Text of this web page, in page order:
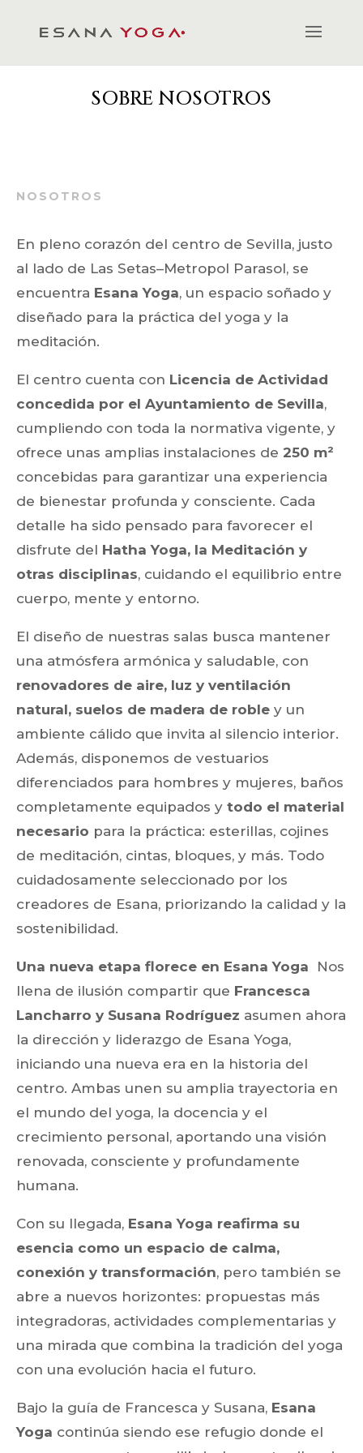
SOBRE NOSOTROS
NOSOTROS
En pleno corazón del centro de Sevilla, justo
al lado de Las Setas–Metropol Parasol, se
encuentra Esana Yoga, un espacio soñado y
diseñado para la práctica del yoga y la
meditación.
El centro cuenta con Licencia de Actividad
concedida por el Ayuntamiento de Sevilla,
cumpliendo con toda la normativa vigente, y
ofrece unas amplias instalaciones de 250 m²
concebidas para garantizar una experiencia
de bienestar profunda y consciente. Cada
detalle ha sido pensado para favorecer el
disfrute del Hatha Yoga, la Meditación y
otras disciplinas, cuidando el equilibrio entre
cuerpo, mente y entorno.
El diseño de nuestras salas busca mantener
una atmósfera armónica y saludable, con
renovadores de aire, luz y ventilación
natural, suelos de madera de roble y un
ambiente cálido que invita al silencio interior.
Además, disponemos de vestuarios
diferenciados para hombres y mujeres, baños
completamente equipados ytodo el material
necesario para la práctica: esterillas, cojines
de meditación, cintas, bloques, y más. Todo
cuidadosamente seleccionado por los
creadores de Esana, priorizando la calidad y la
sostenibilidad.
Una nueva etapa florece en Esana Yoga Nos
llena de ilusión compartir que Francesca
Lancharro y Susana Rodríguez asumen ahora
la dirección y liderazgo de Esana Yoga,
iniciando una nueva era en la historia del
centro. Ambas unen su amplia trayectoria en
el mundo del yoga, la docencia y el
crecimiento personal, aportando una visión
renovada, consciente y profundamente
humana.
Con su llegada, Esana Yoga reafirma su
esencia como un espacio de calma,
conexión y transformación, pero también se
abre a nuevos horizontes: propuestas más
integradoras, actividades complementarias y
una mirada que combina la tradición del yoga
con una evolución hacia el futuro.
Bajo la guía de Francesca y Susana, Esana
Yoga continúa siendo ese refugio donde el